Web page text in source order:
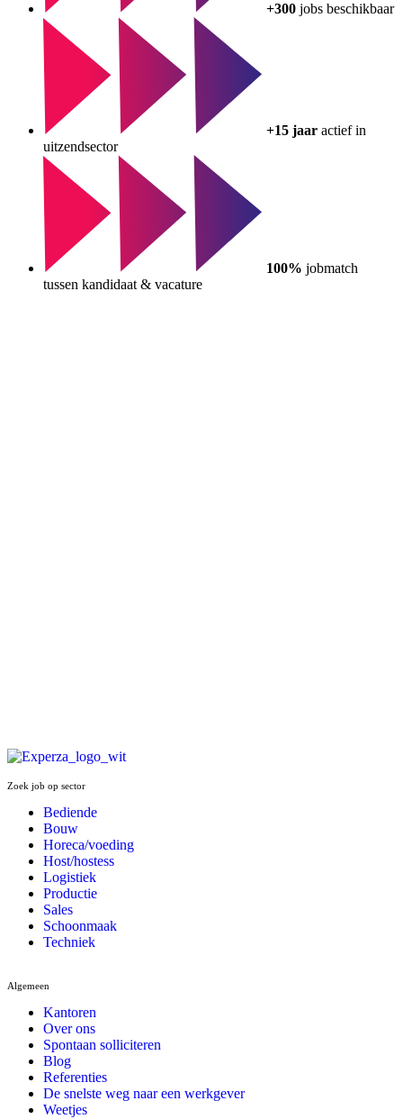
+300 jobs beschikbaar
+15 jaar actief in
uitzendsector
100% jobmatch
tussen kandidaat & vacature
Zoek job op sector
Bediende
Bouw
Horeca/voeding
Host/hostess
Logistiek
Productie
Sales
Schoonmaak
Techniek
Algemeen
Kantoren
Over ons
Spontaan solliciteren
Blog
Referenties
De snelste weg naar een werkgever
Weetjes